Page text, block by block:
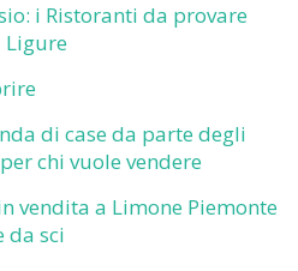
i Ristoranti da provare
Ligure
di case da parte degli
chi vuole vendere
vendita a Limone Piemonte
da sci